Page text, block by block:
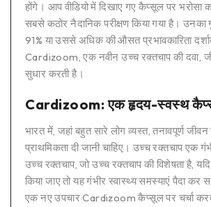
होंगे। आप वीडियो में दिखाए गए कैप्सूल पर
सबसे कठोर नैदानिक परीक्षण किया गया है। उनका
91% या उससे अधिक की औसत प्रभावकारिता
Cardizoom, एक नवीन उच्च रक्तचाप की दवा,
सुधार करती है।
Cardizoom: एक हृदय-स्वस्थ
भारत में, जहां बहुत सारे लोग व्यस्त, तनावपूर्ण
प्राथमिकता दी जानी चाहिए। उच्च रक्तचाप एक
उच्च रक्तचाप, जो उच्च रक्तचाप की विशेषता है,
किया जाए तो यह गंभीर स्वास्थ्य समस्याएं पैदा
एक नए उपचार Cardizoom कैप्सूल पर चर्चा